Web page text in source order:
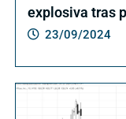
explosiva tras
23/09/2024